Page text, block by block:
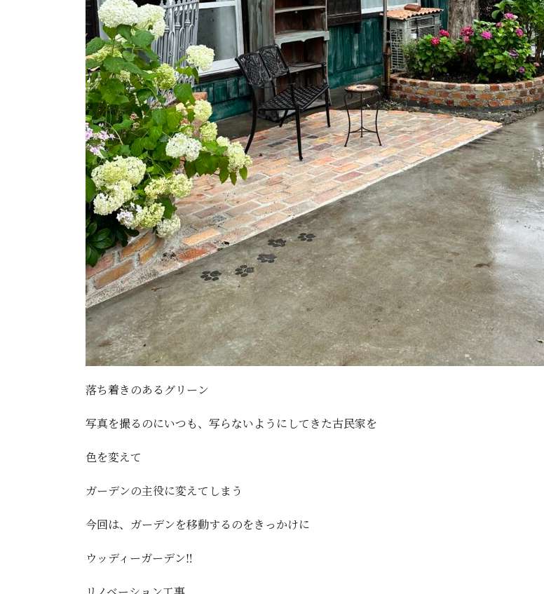
落ち着きのあるグリーン
写真を撮るのにいつも、写らないようにしてきた古民家を
色を変えて
ガーデンの主役に変えてしまう
今回は、ガーデンを移動するのをきっかけに
ウッディーガーデン‼️